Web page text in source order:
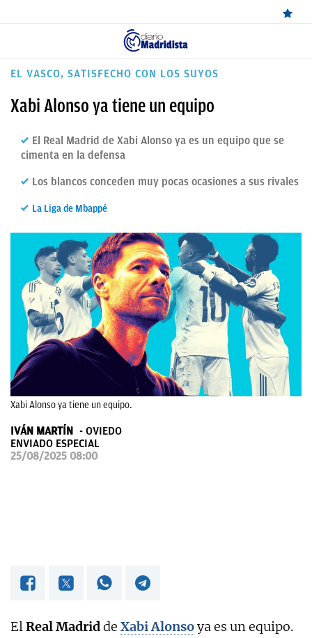
ÚLTIMAS
MADRID
DIRECTO
FEMENINO
PAPARAZZI
OKDIARIO
EL VASCO, SATISFECHO CON LOS SUYOS
Xabi Alonso ya tiene un equipo
El Real Madrid de Xabi Alonso ya es un equipo que se
cimenta en la defensa
Los blancos conceden muy pocas ocasiones a sus rivales
La Liga de Mbappé
Xabi Alonso ya tiene un equipo.
IVÁN MARTÍN
OVIEDO
ENVIADO ESPECIAL
25/08/2025 08:00
ElReal Madridde Xabi Alonsoya es un equipo.